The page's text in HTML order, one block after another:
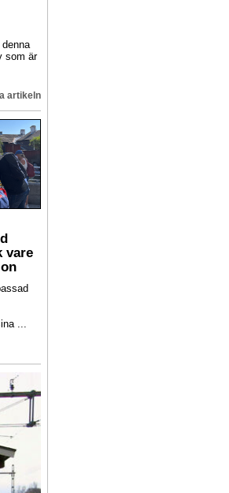
som är
artikeln
vare
...